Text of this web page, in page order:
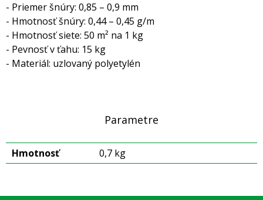
- Priemer šnúry: 0,85 – 0,9 mm
- Hmotnosť šnúry: 0,44 – 0,45 g/m
- Hmotnosť siete: 50 m² na 1 kg
- Pevnosť v ťahu: 15 kg
- Materiál: uzlovaný polyetylén
Parametre
Hmotnosť 0,7 kg